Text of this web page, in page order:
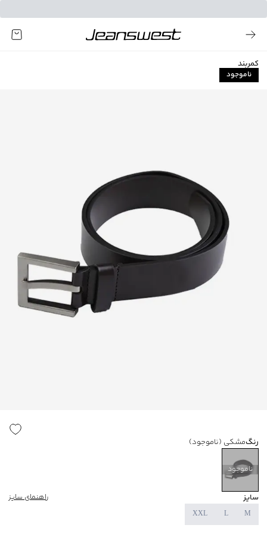
کمربند
ناموجود
رنگمشکی (ناموجود)
ناموجود
سایز
راهنمای سایز
M
L
XXL